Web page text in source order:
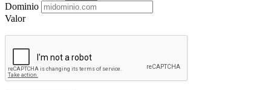
Dominio
Valor